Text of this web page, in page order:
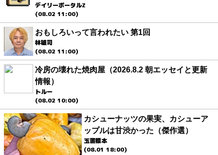
デイリーポータルZ
(08.02 11:00)
おもしろいって言われたい 第1回
林雄司
(08.02 11:00)
冷房の壊れた焼肉屋（2026.8.2 朝エッセイと更新
情報）
トルー
(08.02 10:00)
カシューナッツの果実、カシューア
ップルは甘渋かった（傑作選）
玉置標本
(08.01 18:00)